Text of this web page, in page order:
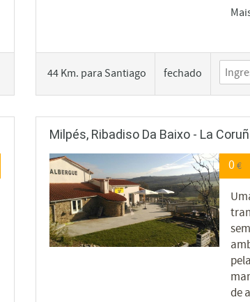
44 Km. para Santiago fechado
Milpés, Ribadiso Da Baixo - La
0€
de